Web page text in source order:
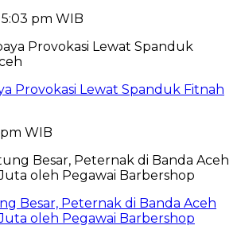
pm WIB
Provokasi Lewat Spanduk Fitnah
WIB
Besar, Peternak di Banda Aceh
oleh Pegawai Barbershop